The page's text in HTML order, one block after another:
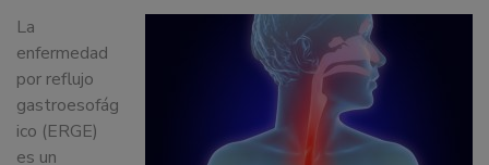
dedicamos
a
la
docencia
y
La
enfermedad
por reflujo
gastroesofág
ico (ERGE)
es un